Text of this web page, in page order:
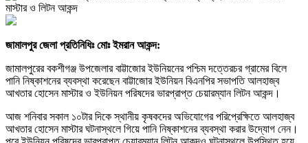
জামালপুর জেলা প্রতিনিধিঃ মোঃ ইমরান আকন্দ:
জামালপুরের বকশীগঞ্জ উপজেলার বাট্টাজোর ইউনিয়নের পশ্চিম দত্তেরচর গ্রামের বিলে
পানি নিষ্কাশনের ব্যবস্থা করেছেন বাট্টাজোর ইউনিয়ন বিএনপির সভাপতি আলহাজ্ব
আখতার হোসেন মাস্টার ও ইউনিয়ন পরিষদের ভারপ্রাপ্ত চেয়ারম্যান লিটন আকন্দ।
আজ শনিবার সকাল ১০টার দিকে স্থানীয় কৃষকদের অভিযোগের পরিপ্রেক্ষিতে আলহাজ্ব
আখতার হোসেন মাস্টার ঘটনাস্থলে গিয়ে পানি নিষ্কাশনের ব্যবস্থা করার উদ্যোগ নেন।